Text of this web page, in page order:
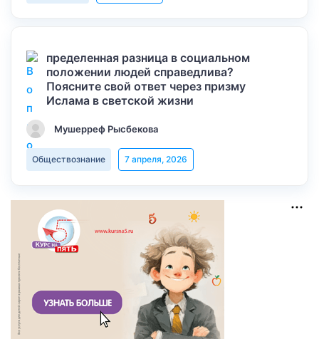
пределенная разница в социальном
положении людей справедлива?
Поясните свой ответ через призму
Ислама в светской жизни
Мушерреф Рысбекова
Обществознание 7 апреля, 2026